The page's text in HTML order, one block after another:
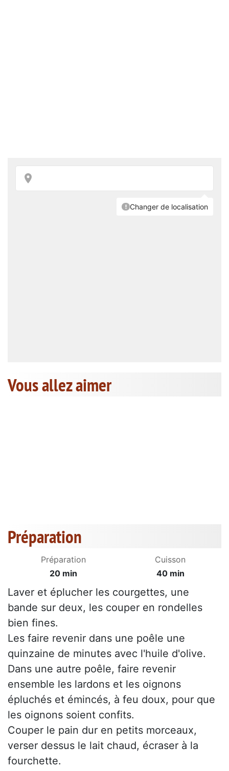
Vous allez aimer
Préparation
Préparation
20 min
Cuisson
40 min
Laver et éplucher les courgettes, une
bande sur deux, les couper en rondelles
bien fines.
Les faire revenir dans une poêle une
quinzaine de minutes avec l'huile d'olive.
Dans une autre poêle, faire revenir
ensemble les lardons et les oignons
épluchés et émincés, à feu doux, pour que
les oignons soient confits.
Couper le pain dur en petits morceaux,
verser dessus le lait chaud, écraser à la
fourchette.